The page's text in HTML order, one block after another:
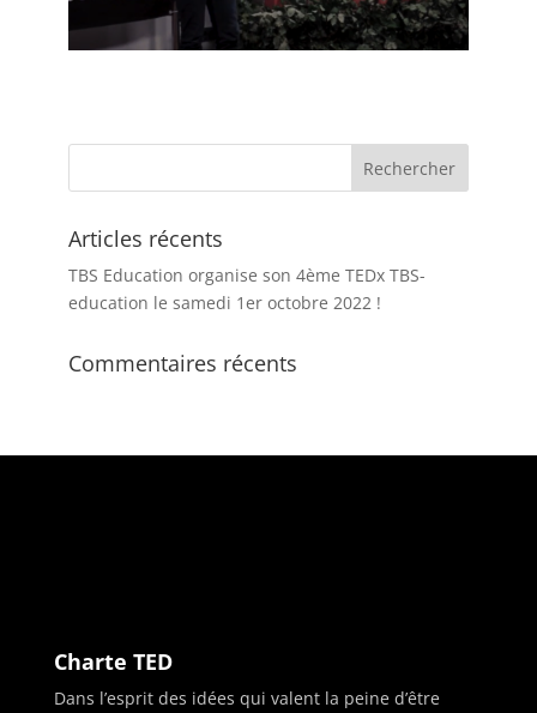
Articles récents
TBS Education organise son 4ème TEDx TBS-
education le samedi 1er octobre 2022 !
Commentaires récents
Charte TED
Dans l’esprit des idées qui valent la peine d’être